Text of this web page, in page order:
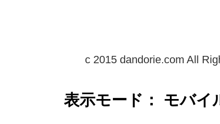
c 2015 dandorie.com All
表示モード： モバ